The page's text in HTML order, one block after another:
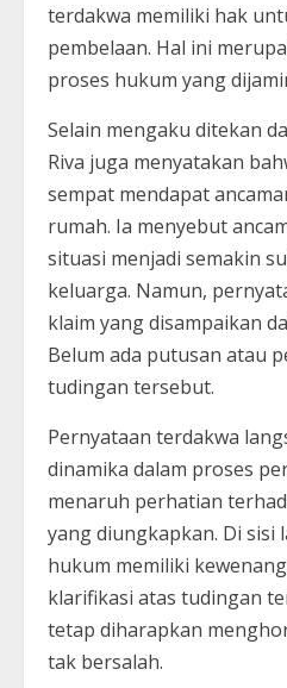
terdakwa memiliki hak
pembelaan. Hal ini
proses hukum yang
Selain mengaku ditekan
Riva juga menyatakan
sempat mendapat
rumah. Ia menyebut
situasi menjadi semakin
keluarga. Namun,
klaim yang disampaikan
Belum ada putusan atau
tudingan tersebut.
Pernyataan terdakwa
dinamika dalam proses
menaruh perhatian
yang diungkapkan. Di sisi
hukum memiliki
klarifikasi atas tudingan
tetap diharapkan
tak bersalah.